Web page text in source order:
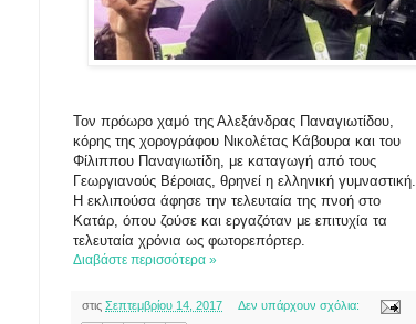
Τον πρόωρο χαμό της Αλεξάνδρας Παναγιωτίδου,
κόρης της χορογράφου Νικολέτας Κάβουρα και του
Φίλιππου Παναγιωτίδη, με καταγωγή από τους
Γεωργιανούς Βέροιας, θρηνεί η ελληνική γυμναστική.
Η εκλιπούσα άφησε την τελευταία της πνοή στο
Κατάρ, όπου ζούσε και εργαζόταν με επιτυχία τα
τελευταία χρόνια ως φωτορεπόρτερ.
Διαβάστε περισσότερα »
στις Σεπτεμβρίου 14, 2017 Δεν υπάρχουν σχόλια: